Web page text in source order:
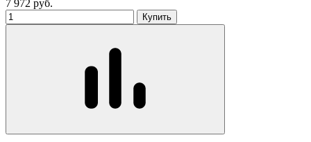
7 972 руб.
Купить